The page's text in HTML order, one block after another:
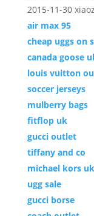
2015-11-30
air max 95
cheap uggs on
canada goose
louis vuitton
soccer jerseys
mulberry bags
fitflop uk
gucci outlet
tiffany and co
michael kors uk
ugg sale
gucci borse